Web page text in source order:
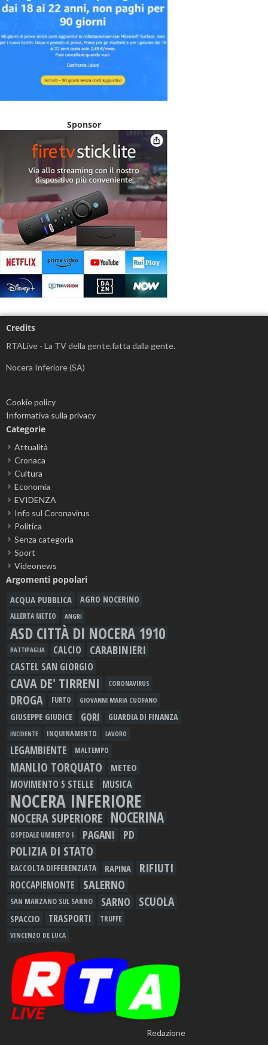
Sponsor
Credits
RTALive - La TV della gente,fatta dalla gente.
Nocera Inferiore (SA)
Cookie policy
Informativa sulla privacy
Categorie
Attualità
Cronaca
Cultura
Economia
EVIDENZA
Info sul Coronavirus
Politica
Senza categoria
Sport
Videonews
Argomenti popolari
ACQUA PUBBLICA AGRO NOCERINO
ALLERTA METEO ANGRI
ASD CITTÀ DI NOCERA 1910
BATTIPAGLIA CALCIO CARABINIERI
CASTEL SAN GIORGIO
CAVA DE' TIRRENI CORONAVIRUS
DROGA FURTO GIOVANNI MARIA CUOFANO
GIUSEPPE GIUDICE GORI GUARDIA DI FINANZA
INCIDENTE INQUINAMENTO LAVORO
LEGAMBIENTE MALTEMPO
MANLIO TORQUATO METEO
MOVIMENTO 5 STELLE MUSICA
NOCERA INFERIORE
NOCERA SUPERIORE NOCERINA
OSPEDALE UMBERTO I PAGANI PD
POLIZIA DI STATO
RACCOLTA DIFFERENZIATA RAPINA RIFIUTI
ROCCAPIEMONTE SALERNO
SAN MARZANO SUL SARNO SARNO SCUOLA
SPACCIO TRASPORTI TRUFFE
VINCENZO DE LUCA
Redazione